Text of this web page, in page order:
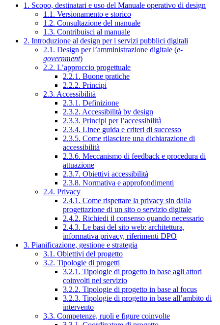
1. Scopo, destinatari e uso del Manuale operativo di design
1.1. Versionamento e storico
1.2. Consultazione del manuale
1.3. Contribuisci al manuale
2. Introduzione al design per i servizi pubblici digitali
2.1. Design per l’amministrazione digitale (e-
government)
2.2. L’approccio progettuale
2.2.1. Buone pratiche
2.2.2. Principi
2.3. Accessibilità
2.3.1. Definizione
2.3.2. Accessibilità by design
2.3.3. Principi per l’accessibilità
2.3.4. Linee guida e criteri di successo
2.3.5. Come rilasciare una dichiarazione di
accessibilità
2.3.6. Meccanismo di feedback e procedura di
attuazione
2.3.7. Obiettivi accessibilità
2.3.8. Normativa e approfondimenti
2.4. Privacy
2.4.1. Come rispettare la privacy sin dalla
progettazione di un sito o servizio digitale
2.4.2. Richiedi il consenso quando necessario
2.4.3. Le basi del sito web: architettura,
informativa privacy, riferimenti DPO
3. Pianificazione, gestione e strategia
3.1. Obiettivi del progetto
3.2. Tipologie di progetti
3.2.1. Tipologie di progetto in base agli attori
coinvolti nel servizio
3.2.2. Tipologie di progetto in base al focus
3.2.3. Tipologie di progetto in base all’ambito di
intervento
3.3. Competenze, ruoli e figure coinvolte